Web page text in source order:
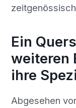
Ein
weiteren
ihre
Abgesehen